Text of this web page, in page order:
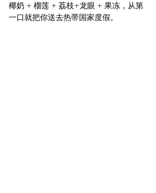
椰奶 + 榴莲 + 荔枝+龙眼 + 果冻，从第
一口就把你送去热带国家度假。